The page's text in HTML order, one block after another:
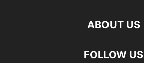
ABOUT US
FOLLOW US